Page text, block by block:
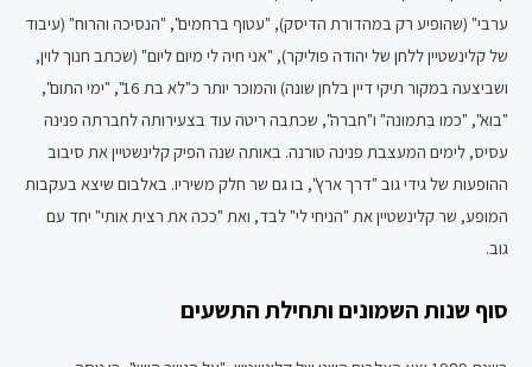
ערבי" (שהופיע רק במהדורת הדיסק), "עטוף ברחמים", "הנסיכה והרוח" (עיבוד
של קלינשטיין ללחן של יהודה פוליקר), "אני חיה לי מיום ליום" (שכתב חנוך לוין,
ושביצעה במקור תיקי דיין בלחן שונה) והמוכר יותר כ"לא בת 16", "ימי התום",
"בוא", "כמו בִּתמונה" ו"חברה", שכתבה ריטה עוד בצעירותה לחברתה פנינה
עסיס, לימים המעצבת פנינה טורנה. באותה שנה הפיק קלינשטיין את סיבוב
ההופעות של גידי גוב "דרך ארץ", בו גם שר חלק משיריו. באלבום שיצא בעקבות
המופע, שר קלינשטיין את "הניחי לי" לבד, ואת "ככה את רצית אותי" יחד עם
גוב.
סוף שנות השמונים ותחילת התשעים